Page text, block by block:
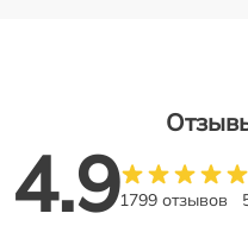
4.91799 отзывов